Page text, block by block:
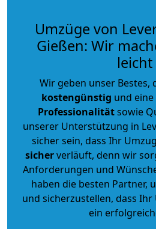
Umzüge von
Gießen: Wir
leicht
Wir geben unser Bestes,
kostengünstig und eine
Professionalitätsowie
unserer Unterstützung in
sicher sein, dass Ihr Umzug
sicherverläuft, denn wir
Anforderungen und
haben die besten Partner,
und sicherzustellen, dass Ihr
ein